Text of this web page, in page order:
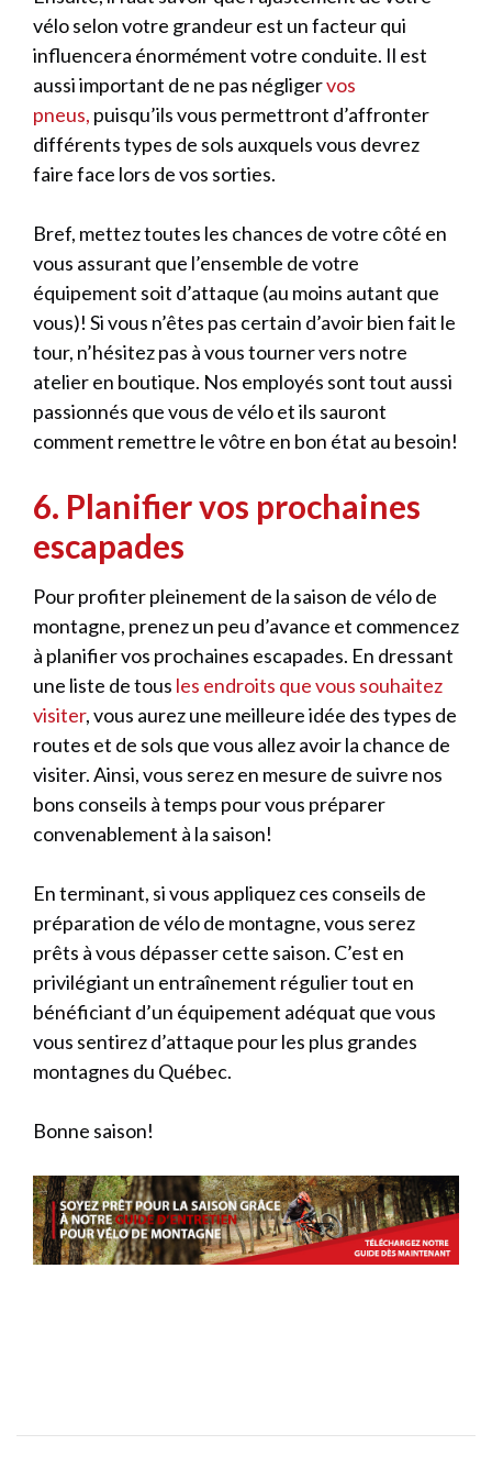
vélo selon votre grandeur est un facteur qui
influencera énormément votre conduite. Il est
aussi important de ne pas négligervos
pneus, puisqu’ils vous permettront d’affronter
différents types de sols auxquels vous devrez
faire face lors de vos sorties.
Bref, mettez toutes les chances de votre côté en
vous assurant que l’ensemble de votre
équipement soit d’attaque (au moins autant que
vous)! Si vous n’êtes pas certain d’avoir bien fait le
tour, n’hésitez pas à vous tourner vers notre
atelier en boutique. Nos employés sont tout aussi
passionnés que vous de vélo et ils sauront
comment remettre le vôtre en bon état au besoin!
6. Planifier vos prochaines
escapades
Pour profiter pleinement de la saison de vélo de
montagne, prenez un peu d’avance et commencez
à planifier vos prochaines escapades. En dressant
une liste de tous les endroits que vous souhaitez
visiter, vous aurez une meilleure idée des types de
routes et de sols que vous allez avoir la chance de
visiter. Ainsi, vous serez en mesure de suivre nos
bons conseils à temps pour vous préparer
convenablement à la saison!
En terminant, si vous appliquez ces conseils de
préparation de vélo de montagne, vous serez
prêts à vous dépasser cette saison. C’est en
privilégiant un entraînement régulier tout en
bénéficiant d’un équipement adéquat que vous
vous sentirez d’attaque pour les plus grandes
montagnes du Québec.
Bonne saison!